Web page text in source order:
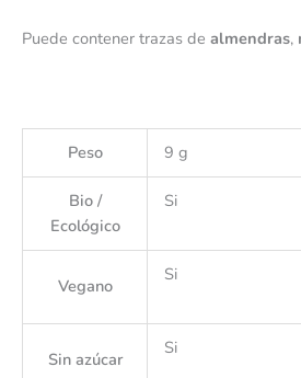
Puede contener trazas de almendras,
Peso 9 g
Bio /
Ecológico
Si
Vegano
Si
Sin azúcar
Si